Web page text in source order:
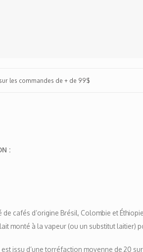
les commandes de + de 99$
:
de cafés d’origine Brésil, Colombie et
monté à la vapeur (ou un substitut laitier)
issu d’une torréfaction moyenne de 20